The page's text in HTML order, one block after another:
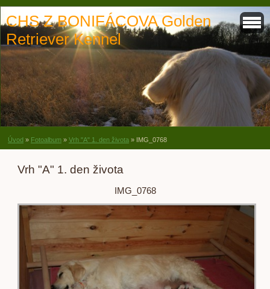
CHS Z BONIFÁCOVA Golden
Retriever Kennel
Úvod » Fotoalbum » Vrh "A" 1. den života » IMG_0768
Vrh "A" 1. den života
IMG_0768